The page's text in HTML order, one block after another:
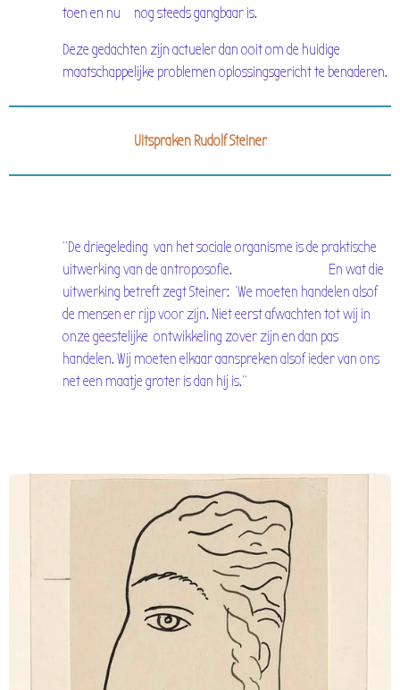
toen en nu nog steeds gangbaar is.
Deze gedachten zijn actueler dan ooit om de huidige
maatschappelijke problemen oplossingsgericht te benaderen.
Uitspraken Rudolf Steiner
"De driegeleding van het sociale organisme is de praktische
uitwerking van de antroposofie. En wat die
uitwerking betreft zegt Steiner: ‘We moeten handelen alsof
de mensen er rijpvoor zijn. Niet eerst afwachten tot wij in
onze geestelijke ontwikkeling zover zijn en dan pas
handelen. Wij moeten elkaar aanspreken alsof ieder van ons
net een maatje groter isdan hij is."